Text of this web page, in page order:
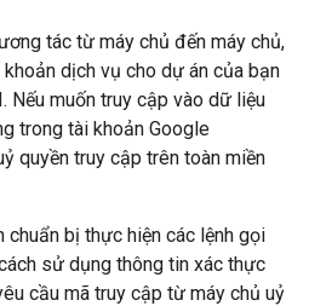
tác từ máy chủ đến máy chủ,
dịch vụ cho dự án của bạn
Nếu muốn truy cập vào dữ liệu
trong tài khoản Google
quyền truy cập trên toàn miền
chuẩn bị thực hiện các lệnh gọi
sử dụng thông tin xác thực
cầu mã truy cập từ máy chủ uỷ